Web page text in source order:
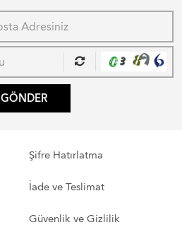
GÖNDER
Şifre Hatırlatma
İade ve Teslimat
Güvenlik ve Gizlilik